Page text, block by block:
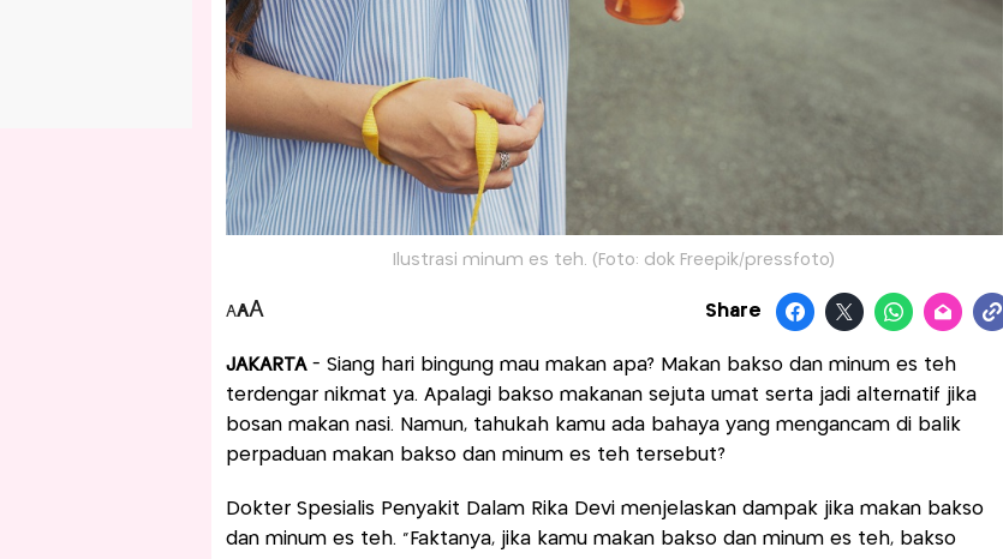
Ilustrasi minum es teh. (Foto: dok Freepik/pressfoto)
AAA Share
JAKARTA- Siang hari bingung mau makan apa? Makan bakso dan minum es teh
terdengar nikmat ya. Apalagi bakso makanan sejuta umat serta jadi alternatif jika
bosan makan nasi. Namun, tahukah kamu ada bahaya yang mengancam di balik
perpaduan makan bakso dan minum es teh tersebut?
Dokter Spesialis Penyakit Dalam Rika Devi menjelaskan dampak jika makan bakso
dan minum es teh. “Faktanya, jika kamu makan bakso dan minum es teh, bakso